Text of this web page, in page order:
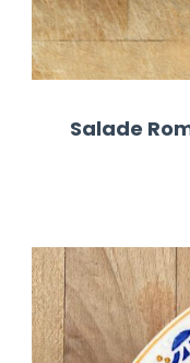
Salade